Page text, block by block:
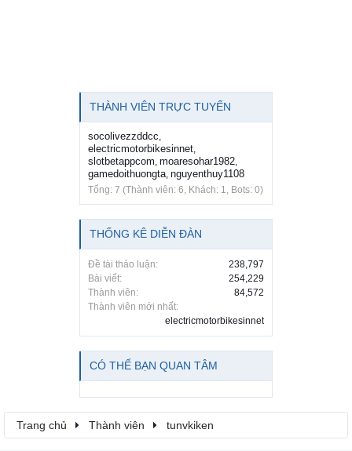
THÀNH VIÊN TRỰC TUYẾN
socolivezzddcc,
electricmotorbikesinnet,
slotbetappcom, moaresohar1982,
gamedoithuongta, nguyenthuy1108
Tổng: 7 (Thành viên: 6, Khách: 1, Bots: 0)
THỐNG KÊ DIỄN ĐÀN
Đề tài thảo luận:
238,797
Bài viết:
254,229
Thành viên:
84,572
Thành viên mới nhất:
electricmotorbikesinnet
CÓ THỂ BẠN QUAN TÂM
Trang chủ Thành viên tunvkiken